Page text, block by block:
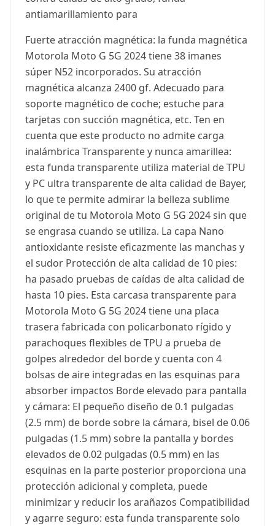
antiamarillamiento para
Fuerte atracción magnética: la funda magnética
Motorola Moto G 5G 2024 tiene 38 imanes
súper N52 incorporados. Su atracción
magnética alcanza 2400 gf. Adecuado para
soporte magnético de coche; estuche para
tarjetas con succión magnética, etc. Ten en
cuenta que este producto no admite carga
inalámbrica Transparente y nunca amarillea:
esta funda transparente utiliza material de TPU
y PC ultra transparente de alta calidad de Bayer,
lo que te permite admirar la belleza sublime
original de tu Motorola Moto G 5G 2024 sin que
se engrasa cuando se utiliza. La capa Nano
antioxidante resiste eficazmente las manchas y
el sudor Protección de alta calidad de 10 pies:
ha pasado pruebas de caídas de alta calidad de
hasta 10 pies. Esta carcasa transparente para
Motorola Moto G 5G 2024 tiene una placa
trasera fabricada con policarbonato rígido y
parachoques flexibles de TPU a prueba de
golpes alrededor del borde y cuenta con 4
bolsas de aire integradas en las esquinas para
absorber impactos Borde elevado para pantalla
y cámara: El pequeño diseño de 0.1 pulgadas
(2.5 mm) de borde sobre la cámara, bisel de 0.06
pulgadas (1.5 mm) sobre la pantalla y bordes
elevados de 0.02 pulgadas (0.5 mm) en las
esquinas en la parte posterior proporciona una
protección adicional y completa, puede
minimizar y reducir los arañazos Compatibilidad
y agarre seguro: esta funda transparente solo